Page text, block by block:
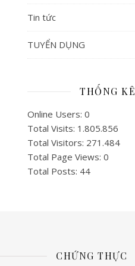
Tin tức
TUYỂN DỤNG
THỐNG KÊ
Online Users: 0
Total Visits: 1.805.856
Total Visitors: 271.484
Total Page Views: 0
Total Posts: 44
CHỨNG THỰC